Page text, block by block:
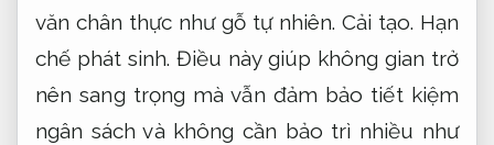
văn chân thực như gỗ tự nhiên. Cải tạo. Hạn
chế phát sinh. Điều này giúp không gian trở
nên sang trọng mà vẫn đảm bảo tiết kiệm
ngân sách và không cần bảo trì nhiều như